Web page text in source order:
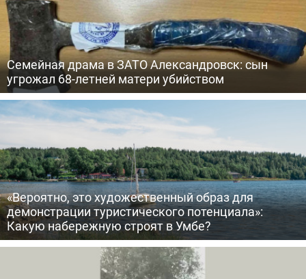
Семейная драма в ЗАТО Александровск: сын
угрожал 68-летней матери убийством
«Вероятно, это художественный образ для
демонстрации туристического потенциала»:
Какую набережную строят в Умбе?